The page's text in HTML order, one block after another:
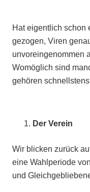
Hat eigentlich schon
gezogen, Viren
unvoreingenommen
Womöglich sind
gehören
Der Verein
Wir blicken zurück
eine Wahlperiode
und